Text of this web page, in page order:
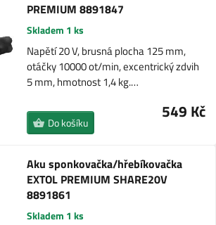
PREMIUM 8891847
Skladem 1 ks
Napětí 20 V, brusná plocha 125 mm,
otáčky 10000 ot/min, excentrický zdvih
5 mm, hmotnost 1,4 kg.…
549 Kč
Do košíku
Aku sponkovačka/hřebíkovačka
EXTOL PREMIUM SHARE20V
8891861
Skladem 1 ks